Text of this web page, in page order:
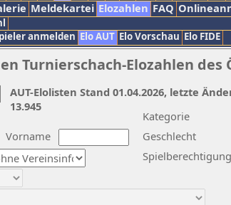
Meldekartei Elozahlen FAQ
anmelden Elo AUT Elo Vorschau Elo FIDE
Turnierschach-Elozahlen des
Vorname
Kategorie
Geschlecht
Spielberechtigung
AUT-Elolisten Stand 01.04.2026, letzte
13.945